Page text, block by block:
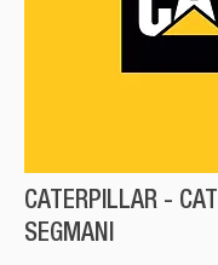
CATERPILLAR -
SEGMANI